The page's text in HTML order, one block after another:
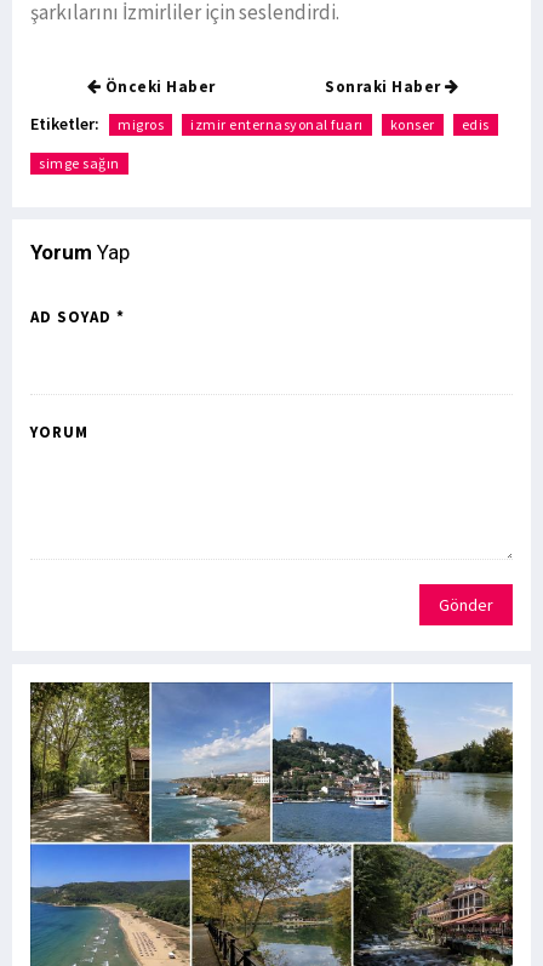
şarkılarını İzmirliler için seslendirdi.
Önceki Haber Sonraki Haber
Etiketler: migros izmir enternasyonal fuarı konser edis
simge sağın
Yorum Yap
AD SOYAD *
YORUM
Gönder